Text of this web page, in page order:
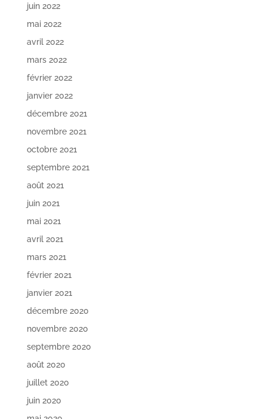
juin 2022
mai 2022
avril 2022
mars 2022
février 2022
janvier 2022
décembre 2021
novembre 2021
octobre 2021
septembre 2021
août 2021
juin 2021
mai 2021
avril 2021
mars 2021
février 2021
janvier 2021
décembre 2020
novembre 2020
septembre 2020
août 2020
juillet 2020
juin 2020